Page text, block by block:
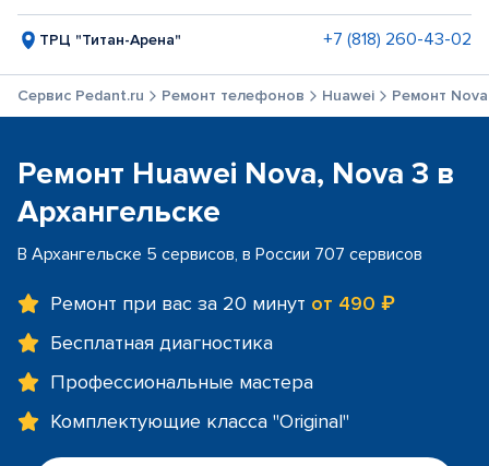
ТРЦ "Титан-Арена" +7 (818) 260-43-02
Сервис Pedant.ru Ремонт телефонов Huawei Ремонт
Ремонт Huawei Nova, Nova 3 в
Архангельске
В Архангельске 5 сервисов, в России 707 сервисов
Ремонт при вас за 20 минут от 490 ₽
Бесплатная диагностика
Профессиональные мастера
Комплектующие класса "Original"